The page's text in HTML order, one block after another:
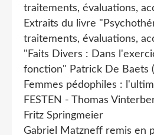
traitements, évaluations,
Extraits du livre
traitements, évaluations,
"Faits Divers : Dans
fonction" Patrick De Baets
Femmes pédophiles :
FESTEN - Thomas
Fritz Springmeier
Gabriel Matzneff remis en